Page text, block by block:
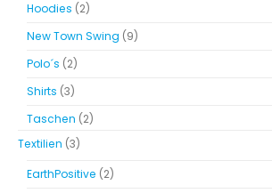
Hoodies (2)
New Town Swing (9)
Polo´s (2)
Shirts (3)
Taschen (2)
Textilien (3)
EarthPositive (2)